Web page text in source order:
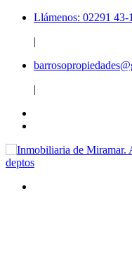
Llámenos: 02291 43-
|
|